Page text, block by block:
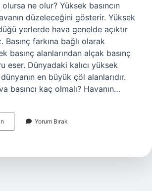
olursa ne olur? Yüksek basıncın
düzeleceğini gösterir. Yüksek
yerlerde hava genelde açıktır
Basınç farkına bağlı olarak
basınç alanlarından alçak basınç
eser. Dünyadaki kalıcı yüksek
en büyük çöl alanlarıdır.
basıncı kaç olmalı? Havanın…
Basıncı
Gelir
Yorum Bırak